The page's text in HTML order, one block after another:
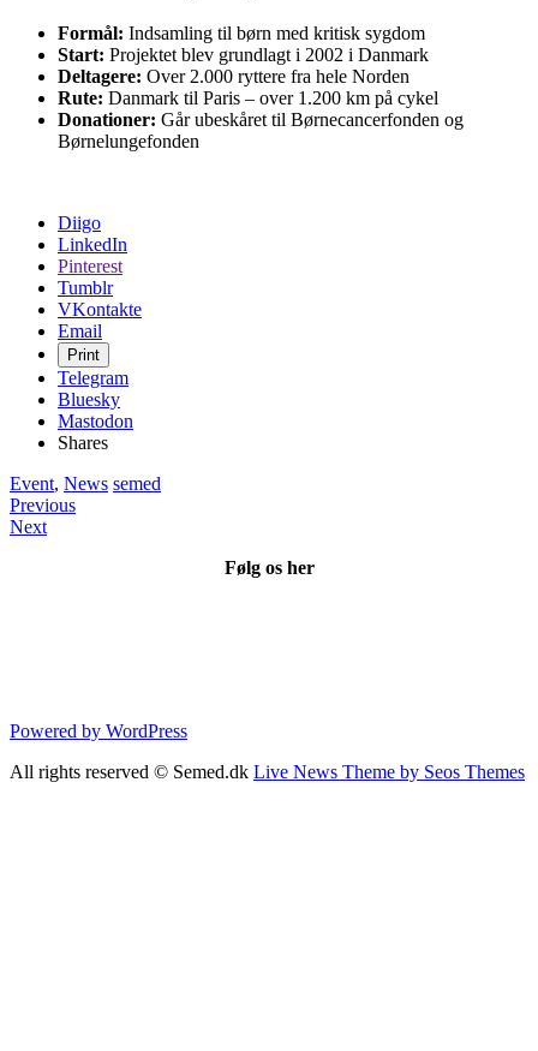
Formål: Indsamling til børn med kritisk sygdom
Start: Projektet blev grundlagt i 2002 i Danmark
Deltagere: Over 2.000 ryttere fra hele Norden
Rute: Danmark til Paris – over 1.200 km på cykel
Donationer: Går ubeskåret til Børnecancerfonden og
Børnelungefonden
Share
post
"Team
Rynkeby
Storstrøm
cykler
mod
Paris:
Klar
gøre
en
forskel
Diigo
LinkedIn
Pinterest
Tumblr
VKontakte
Email
Print
Telegram
Bluesky
Mastodon
Shares
Event, News semed
Previous
Next
Følg os her
Powered by WordPress
All rights reserved © Semed.dk Live News Theme by Seos Themes